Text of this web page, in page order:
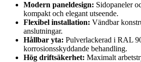
Modern paneldesign: Sidopaneler
kompakt och elegant utseende.
Flexibel installation: Vändbar
anslutningar.
Hållbar yta: Pulverlackerad i RAL
korrosionsskyddande behandling.
Hög driftsäkerhet: Maximalt